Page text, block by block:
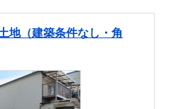
地（建築条件なし・角